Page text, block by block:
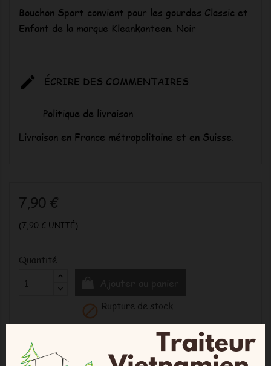
Bouchon Sport convient pour les gourdes Classic et
Enfant de la marque Kleankanteen. Noir
 ÉCRIRE DES COMMENTAIRES
Politique de livraison
Livraison en France métropolitaine et en Suisse.
7,90 €
(7,90 € UNITÉ)
Quantité
 Rupture de stock
DESCRIPTION